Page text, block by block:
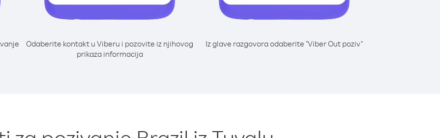
Odaberite kontakt u Viberu i pozovite iz njihovog
prikaza informacija
Iz glave razgovora odaberite "Viber Out poziv"